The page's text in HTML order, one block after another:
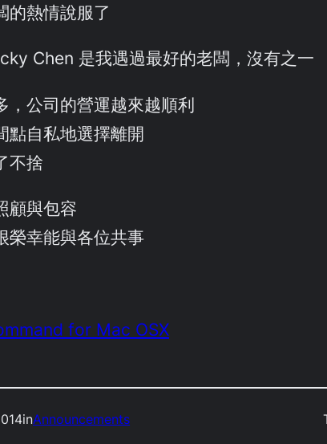
的熱情說服了
Chen 是我遇過最好的老闆，沒有之一
，公司的營運越來越順利
點自私地選擇離開
不捨
顧與包容
榮幸能與各位共事
for Mac OSX
inAnnouncements